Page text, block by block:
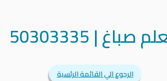
صباغ|
50303335
الرجوع الي القائمة الرئسية